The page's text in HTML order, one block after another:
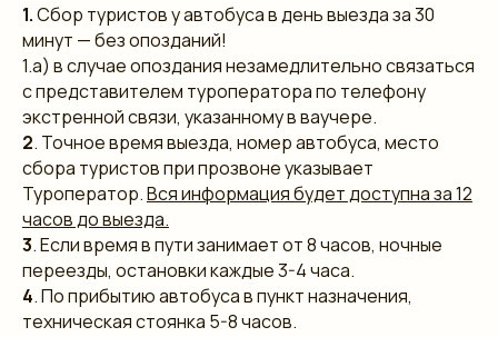
1.Сбор туристов у автобуса в день выезда за 30
минут — без опозданий!
1.а) в случае опоздания незамедлительно связаться
с представителем туроператора по телефону
экстренной связи, указанному в ваучере.
2. Точное время выезда, номер автобуса, место
сбора туристов при прозвоне указывает
Туроператор.Вся информация будет доступна за 12
часов до выезда.
3. Если время в пути занимает от 8 часов, ночные
переезды, остановки каждые 3-4 часа.
4. По прибытию автобуса в пункт назначения,
техническая стоянка 5-8 часов.